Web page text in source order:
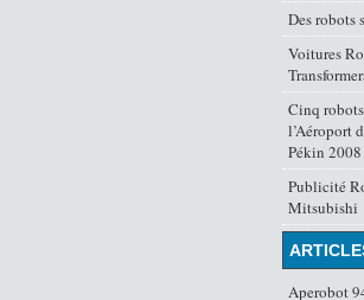
Des robots
Voitures
Cinq
l’Aéroport
Pékin 2008
Publicité
Mitsubishi
Aperobot